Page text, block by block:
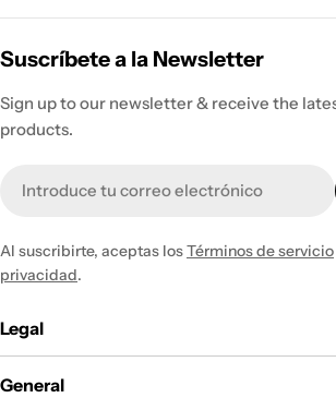
venta
Suscríbete a la Newsletter
Sign up to our newsletter & receive the
products.
electrónico
Al suscribirte, aceptas losTérminos de servicio
privacidad.
Legal
General